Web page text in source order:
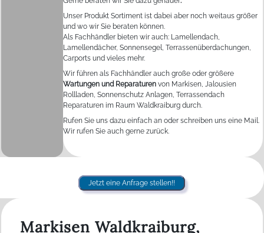
Unser Produkt Sortiment ist dabei aber noch weitaus größer
und wo wir Sie beraten können.
Als Fachhändler bieten wir auch: Lamellendach,
Lamellendächer, Sonnensegel, Terrassenüberdachungen,
Carports und vieles mehr.
Wir führen als Fachhändler auch große oder größere
Wartungen und Reparaturen von Markisen, Jalousien
Rollladen, Sonnenschutz Anlagen, Terrassendach
Reparaturen im Raum Waldkraiburg durch.
Rufen Sie uns dazu einfach an oder schreiben uns eine Mail.
Wir rufen Sie auch gerne zurück.
Jetzt eine Anfrage stellen!!
Markisen Waldkraiburg,